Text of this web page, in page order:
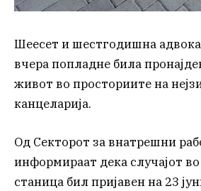
Шеесет и шестгодишна
вчера попладне била
живот во просториите на
канцеларија.
Од Секторот за внатрешни
информираат дека случајот
станица бил пријавен на 23